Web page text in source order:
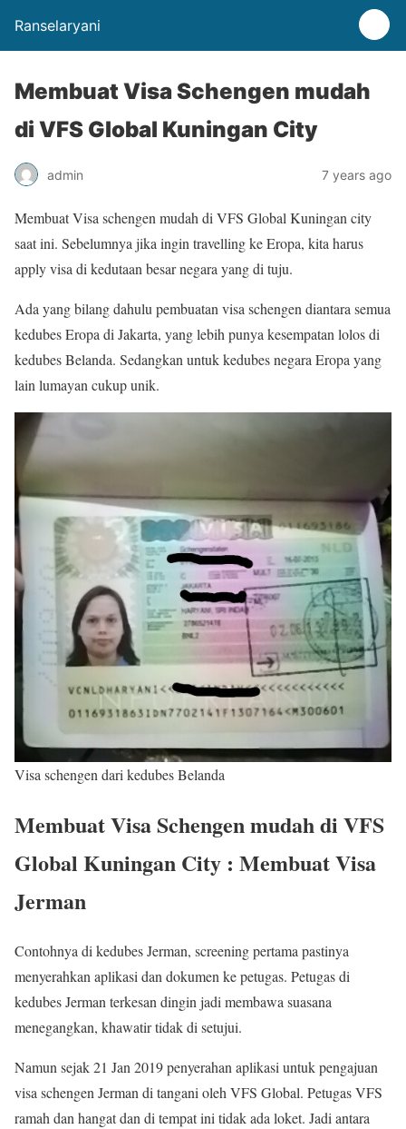
Ranselaryani
Membuat Visa Schengen mudah
di VFS Global Kuningan City
admin 7 years ago
Membuat Visa schengen mudah di VFS Global Kuningan city
saat ini. Sebelumnya jika ingin travelling ke Eropa, kita harus
apply visa di kedutaan besar negara yang di tuju.
Ada yang bilang dahulu pembuatan visa schengen diantara semua
kedubes Eropa di Jakarta, yang lebih punya kesempatan lolos di
kedubes Belanda. Sedangkan untuk kedubes negara Eropa yang
lain lumayan cukup unik.
Visa schengen dari kedubes Belanda
Membuat Visa Schengen mudah di VFS
Global Kuningan City : Membuat Visa
Jerman
Contohnya di kedubes Jerman, screening pertama pastinya
menyerahkan aplikasi dan dokumen ke petugas. Petugas di
kedubes Jerman terkesan dingin jadi membawa suasana
menegangkan, khawatir tidak di setujui.
Namun sejak 21 Jan 2019 penyerahan aplikasi untuk pengajuan
visa schengen Jerman di tangani oleh VFS Global. Petugas VFS
ramah dan hangat dan di tempat ini tidak ada loket. Jadi antara